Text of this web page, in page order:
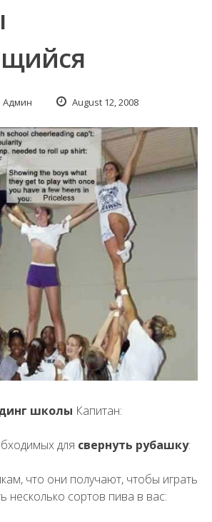
Админ August 12, 2008
школы Капитан:
для свернуть рубашку:
что они получают, чтобы играть
несколько сортов пива в вас: